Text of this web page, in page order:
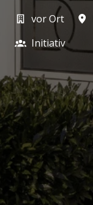
vor Ort
Initiativ